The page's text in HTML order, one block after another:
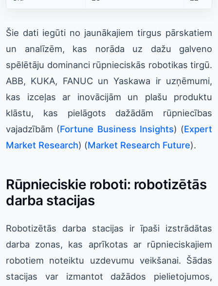
Šie dati iegūti no jaunākajiem tirgus pārskatiem
un analīzēm, kas norāda uz dažu galveno
spēlētāju dominanci rūpnieciskās robotikas tirgū.
ABB, KUKA, FANUC un Yaskawa ir uzņēmumi,
kas izceļas ar inovācijām un plašu produktu
klāstu, kas pielāgots dažādām rūpniecības
vajadzībām​ (Fortune Business Insights)​​ (Expert
Market Research)​​ (Market Research Future)​.
Rūpnieciskie roboti: robotizētās
darba stacijas
Robotizētās darba stacijas ir īpaši izstrādātas
darba zonas, kas aprīkotas ar rūpnieciskajiem
robotiem noteiktu uzdevumu veikšanai. Šādas
stacijas var izmantot dažādos pielietojumos,